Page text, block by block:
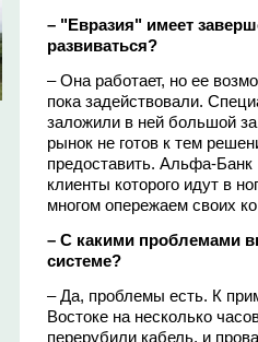
– "Евразия" имеет
развиваться?
– Она работает, но ее
пока задействовали.
заложили в ней большой
рынок не готов к тем
предоставить. Альфа-
клиенты которого идут в
многом опережаем своих
– С какими проблемами
системе?
– Да, проблемы есть. К
Востоке на несколько
перерубили кабель, и